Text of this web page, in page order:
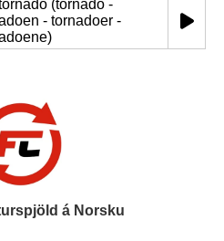
(tornado -
- tornadoer -
á Norsku